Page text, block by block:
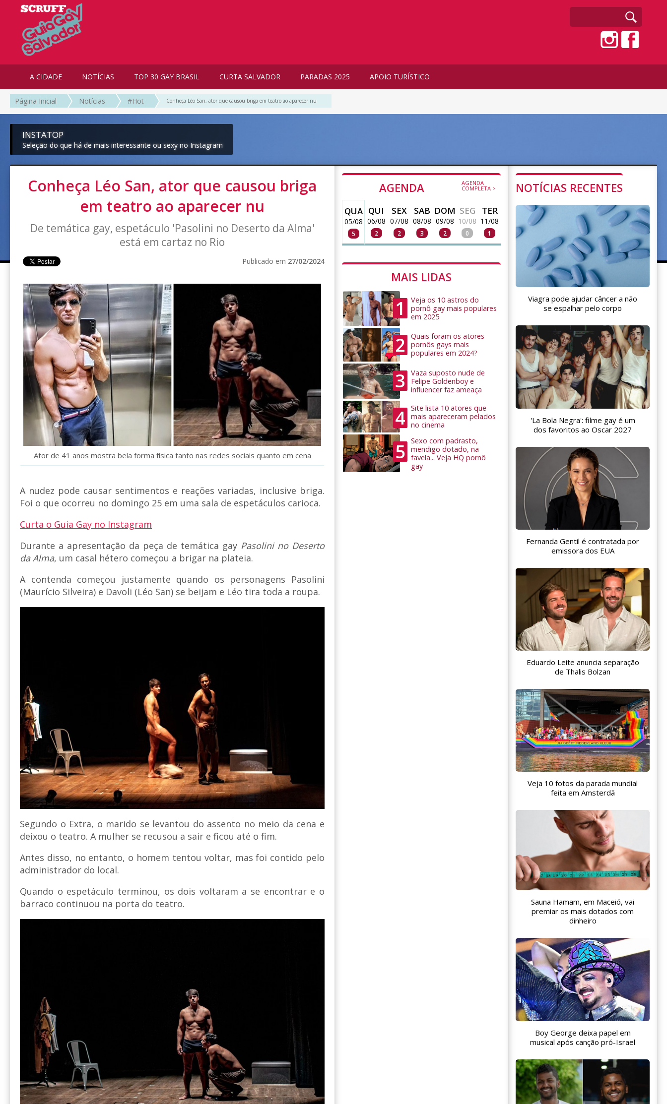
A CIDADE NOTÍCIAS TOP 30 GAY BRASIL CURTA SALVADOR PARADAS 2025 APOIO TURÍSTICO
Página Inicial Notícias #Hot Conheça Léo San, ator que causou briga em teatro ao aparecer nu
INSTATOP
Seleção do que há de mais interessante ou sexy no Instagram
Conheça Léo San, ator que causou briga
em teatro ao aparecer nu
De temática gay, espetáculo 'Pasolini no Deserto da Alma'
está em cartaz no Rio
Publicado em 27/02/2024
Ator de 41 anos mostra bela forma física tanto nas redes sociais quanto em cena
A nudez pode causar sentimentos e reações variadas, inclusive briga.
Foi o que ocorreu no domingo 25 em uma sala de espetáculos carioca.
Curta o Guia Gay no Instagram
Durante a apresentação da peça de temática gay Pasolini no Deserto
da Alma, um casal hétero começou a brigar na plateia.
A contenda começou justamente quando os personagens Pasolini
(Maurício Silveira) e Davoli (Léo San) se beijam e Léo tira toda a roupa.
Segundo o Extra, o marido se levantou do assento no meio da cena e
deixou o teatro. A mulher se recusou a sair e ficou até o fim.
Antes disso, no entanto, o homem tentou voltar, mas foi contido pelo
administrador do local.
Quando o espetáculo terminou, os dois voltaram a se encontrar e o
barraco continuou na porta do teatro.
AGENDA AGENDA
COMPLETA >
QUA
05/08
5
QUI
06/08
2
SEX
07/08
2
SAB
08/08
3
DOM
09/08
2
SEG
10/08
0
TER
11/08
1
MAIS LIDAS
1
Veja os 10 astros do
pornô gay mais populares
em 2025
2
Quais foram os atores
pornôs gays mais
populares em 2024?
3
Vaza suposto nude de
Felipe Goldenboy e
influencer faz ameaça
4
Site lista 10 atores que
mais apareceram pelados
no cinema
5
Sexo com padrasto,
mendigo dotado, na
favela... Veja HQ pornô
gay
NOTÍCIAS RECENTES
Viagra pode ajudar câncer a não
se espalhar pelo corpo
'La Bola Negra': filme gay é um
dos favoritos ao Oscar 2027
Fernanda Gentil é contratada por
emissora dos EUA
Eduardo Leite anuncia separação
de Thalis Bolzan
Veja 10 fotos da parada mundial
feita em Amsterdã
Sauna Hamam, em Maceió, vai
premiar os mais dotados com
dinheiro
Boy George deixa papel em
musical após canção pró-Israel